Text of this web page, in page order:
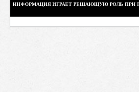
ИНФОРМАЦИЯ ИГРАЕТ РЕШАЮЩУЮ РОЛЬ ПРИ